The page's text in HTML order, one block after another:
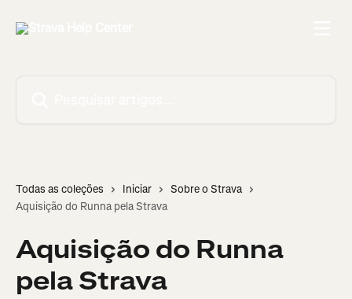
Todas as coleções Iniciar
Sobre o Strava
Aquisição do Runna pela Strava
Aquisição do Runna
pela Strava